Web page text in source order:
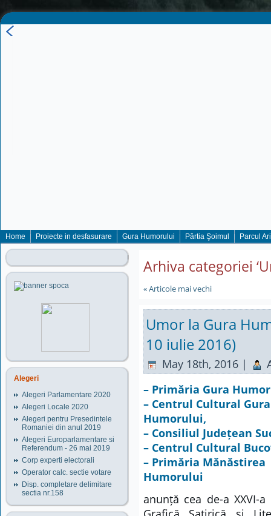
Home Proiecte in desfasurare Gura Humorului Pârtia Şoimul Parcul
Alegeri
Alegeri Parlamentare 2020
Alegeri Locale 2020
Alegeri pentru Presedintele
Romaniei din anul 2019
Alegeri Europarlamentare si
Referendum - 26 mai 2019
Corp experti electorali
Operator calc. sectie votare
Disp. completare delimitare
sectia nr.158
Arhiva categoriei
« Articole mai vechi
Umor la Gura
10 iulie 2016)
May 18th, 2016 |
– Primăria Gura
– Centrul Cultural Gura
Humorului,
– Consiliul Județean
– Centrul Cultural
– Primăria Mănăstirea
Humorului
anunță cea de-a XXVI-